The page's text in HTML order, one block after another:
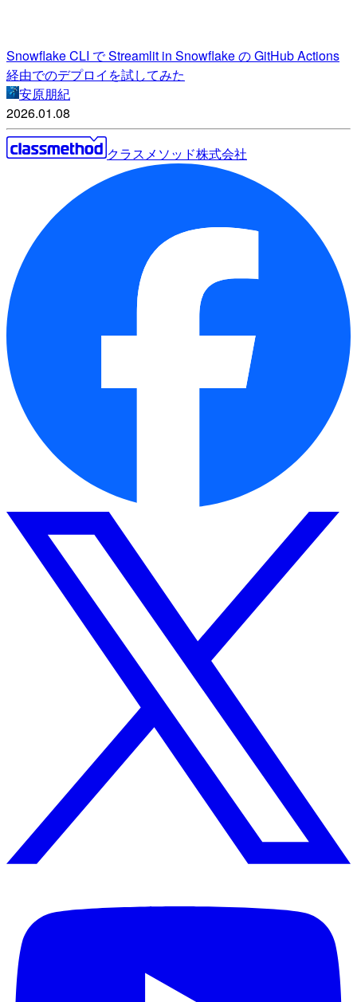
Snowflake CLI で Streamlit in Snowflake の GitHub Actions
経由でのデプロイを試してみた
安原朋紀
2026.01.08
クラスメソッド株式会社